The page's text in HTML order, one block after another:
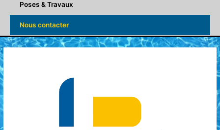
Poses & Travaux
Nous contacter